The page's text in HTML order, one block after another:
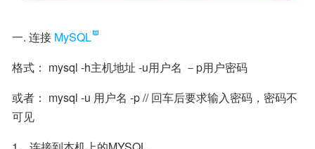
一. 连接 MySQL
格式： mysql -h主机地址 -u用户名 －p用户密码
或者： mysql -u 用户名 -p // 回车后要求输入密码，密码不
可见